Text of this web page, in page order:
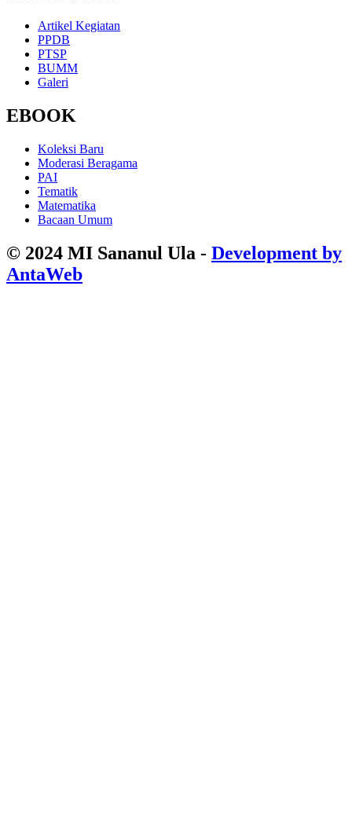
Artikel Kegiatan
PPDB
PTSP
BUMM
Galeri
EBOOK
Koleksi Baru
Moderasi Beragama
PAI
Tematik
Matematika
Bacaan Umum
© 2024 MI Sananul Ula - Development by
AntaWeb